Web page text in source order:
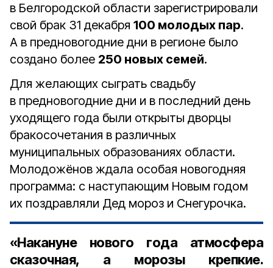
в Белгородской области зарегистрировали
свой брак 31 декабря 100 молодых пар.
А в предновогодние дни в регионе было
создано более 250 новых семей.
Для желающих сыграть свадьбу
в предновогодние дни и в последний день
уходящего года были открыты дворцы
бракосочетания в различных
муниципальных образованиях области.
Молодожёнов ждала особая новогодняя
программа: с наступающим Новым годом
их поздравляли Дед мороз и Снегурочка.
«Накануне нового года атмосфера
сказочная, а морозы крепкие.